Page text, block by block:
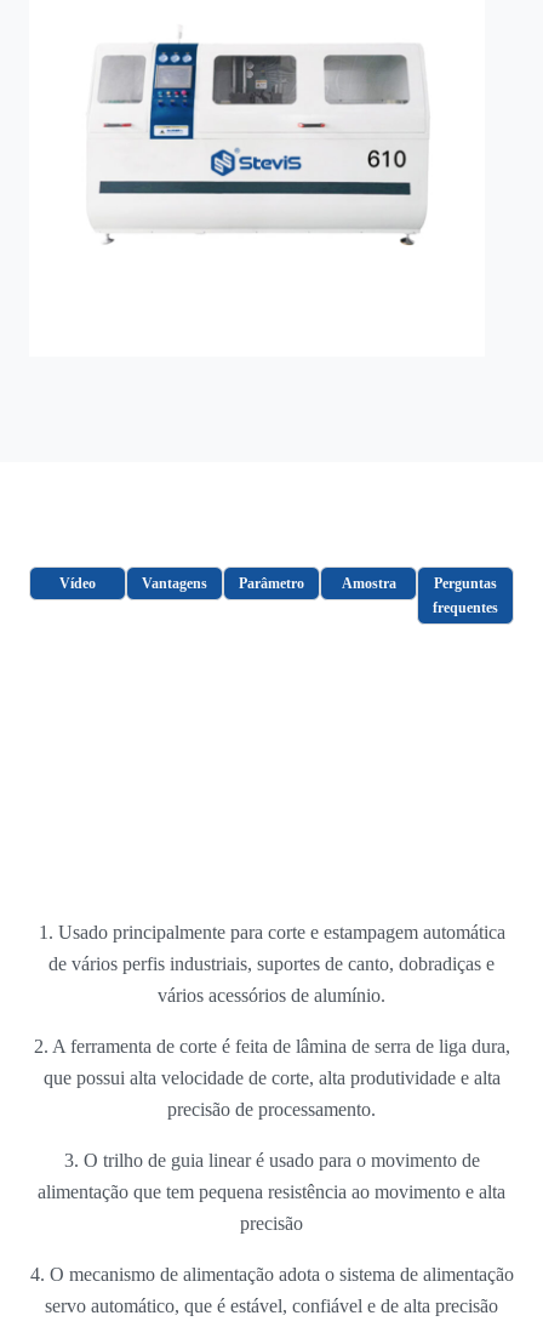
Vídeo Vantagens Parâmetro Amostra
Perguntas
frequentes
1. Usado principalmente para corte e estampagem automática
de vários perfis industriais, suportes de canto, dobradiças e
vários acessórios de alumínio.
2. A ferramenta de corte é feita de lâmina de serra de liga dura,
que possui alta velocidade de corte, alta produtividade e alta
precisão de processamento.
3. O trilho de guia linear é usado para o movimento de
alimentação que tem pequena resistência ao movimento e alta
precisão
4. O mecanismo de alimentação adota o sistema de alimentação
servo automático, que é estável, confiável e de alta precisão